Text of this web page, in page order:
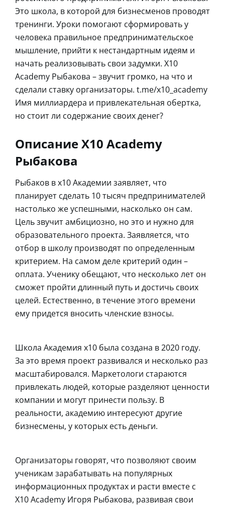
Это школа, в которой для бизнесменов проводят
тренинги. Уроки помогают сформировать у
человека правильное предпринимательское
мышление, прийти к нестандартным идеям и
начать реализовывать свои задумки. Х10
Academy Рыбакова – звучит громко, на что и
сделали ставку организаторы. t.me/x10_academy
Имя миллиардера и привлекательная обертка,
но стоит ли содержание своих денег?
Описание Х10 Academy
Рыбакова
Рыбаков в х10 Академии заявляет, что
планирует сделать 10 тысяч предпринимателей
настолько же успешными, насколько он сам.
Цель звучит амбициозно, но это и нужно для
образовательного проекта. Заявляется, что
отбор в школу производят по определенным
критерием. На самом деле критерий один –
оплата. Ученику обещают, что несколько лет он
сможет пройти длинный путь и достичь своих
целей. Естественно, в течение этого времени
ему придется вносить членские взносы.
Школа Академия х10 была создана в 2020 году.
За это время проект развивался и несколько раз
масштабировался. Маркетологи стараются
привлекать людей, которые разделяют ценности
компании и могут принести пользу. В
реальности, академию интересуют другие
бизнесмены, у которых есть деньги.
Организаторы говорят, что позволяют своим
ученикам зарабатывать на популярных
информационных продуктах и расти вместе с
Х10 Academy Игоря Рыбакова, развивая свои